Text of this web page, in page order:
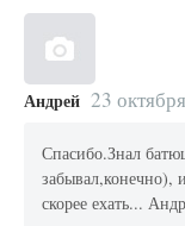
Андрей 23
Спасибо.Знал
забывал,конечно),
скорее ехать...